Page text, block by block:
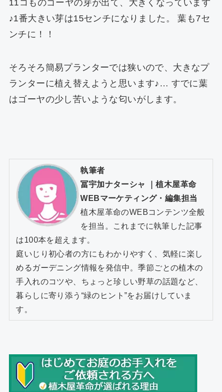
11コものゴーヤの芽が出て、大きくなっています
♪1番大きい芽は15センチになりました。 葉も7セ
ンチに！！
そろそろ簡易プランターでは狭いので、大きなプ
ランターに植え替えようと思います♪… すでに葉
はゴーヤの少し苦いような匂いがします。
執筆者
冨宇加ナターシャ
｜植木屋革命
WEBマーケティング・編集担当
植木屋革命のWEBコンテンツ全般
を担当。これまでに執筆した記事
は100本を超えます。
庭いじり初心者の方にもわかりやすく、気軽に楽し
めるガーデニング情報を発信中。季節ごとの植木の
手入れのコツや、ちょっと珍しい野草の話題など、
暮らしに寄り添う“緑のヒント”をお届けしていま
す。